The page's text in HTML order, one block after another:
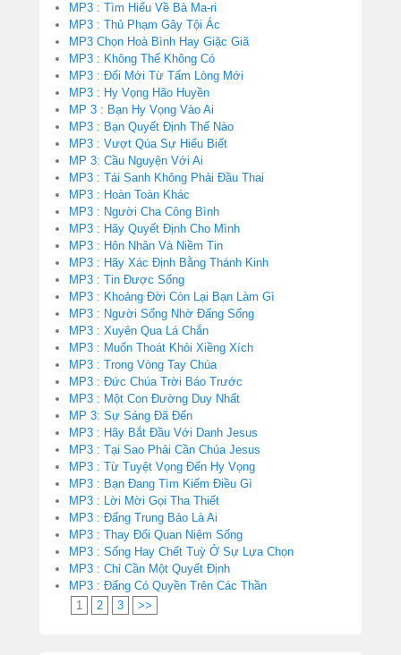
MP3 : Tìm Hiểu Về Bà Ma-ri
MP3 : Thủ Phạm Gây Tội Ác
MP3 Chọn Hoà Bình Hay Giặc Giã
MP3 : Không Thể Không Có
MP3 : Đổi Mới Từ Tấm Lòng Mới
MP3 : Hy Vọng Hão Huyền
MP 3 : Bạn Hy Vọng Vào Ai
MP3 : Bạn Quyết Định Thế Nào
MP3 : Vượt Qúa Sự Hiểu Biết
MP 3: Cầu Nguyện Với Ai
MP3 : Tái Sanh Không Phải Đầu Thai
MP3 : Hoàn Toàn Khác
MP3 : Người Cha Công Bình
MP3 : Hãy Quyết Định Cho Mình
MP3 : Hôn Nhân Và Niềm Tin
MP3 : Hãy Xác Định Bằng Thánh Kinh
MP3 : Tin Được Sống
MP3 : Khoảng Đời Còn Lại Bạn Làm Gì
MP3 : Người Sống Nhờ Đấng Sống
MP3 : Xuyên Qua Lá Chắn
MP3 : Muốn Thoát Khỏi Xiềng Xích
MP3 : Trong Vòng Tay Chúa
MP3 : Đức Chúa Trời Báo Trước
MP3 : Một Con Đường Duy Nhất
MP 3: Sự Sáng Đã Đến
MP3 : Hãy Bắt Đầu Với Danh Jesus
MP3 : Tại Sao Phải Cần Chúa Jesus
MP3 : Từ Tuyệt Vọng Đến Hy Vọng
MP3 : Bạn Đang Tìm Kiếm Điều Gì
MP3 : Lời Mời Gọi Tha Thiết
MP3 : Đấng Trung Bảo Là Ai
MP3 : Thay Đổi Quan Niệm Sống
MP3 : Sống Hay Chết Tuỳ Ở Sự Lựa Chọn
MP3 : Chỉ Cần Một Quyết Định
MP3 : Đấng Có Quyền Trên Các Thần
1
2 3 >>